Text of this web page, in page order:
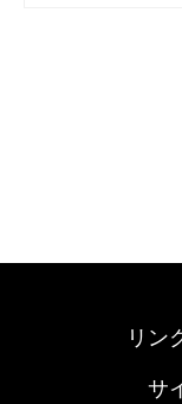
リン
サ